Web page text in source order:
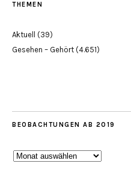
THEMEN
Aktuell (39)
Gesehen – Gehört (4.651)
BEOBACHTUNGEN AB 2019
Beobachtungen